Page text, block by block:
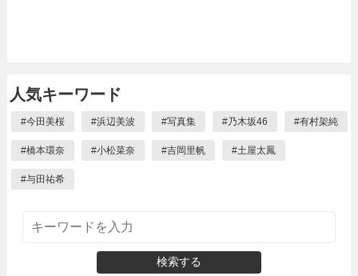
人気キーワード
#今田美桜 #浜辺美波 #写真集 #乃木坂46 #有村架純
#橋本環奈 #小松菜奈 #吉岡里帆 #土屋太鳳
#与田祐希
検索する